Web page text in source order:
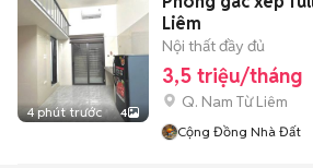
4 phút trước 4
Liêm
Nội thất đầy đủ
3,5 triệu/tháng
Q. Nam Từ Liêm
Cộng Đồng Nhà Đất